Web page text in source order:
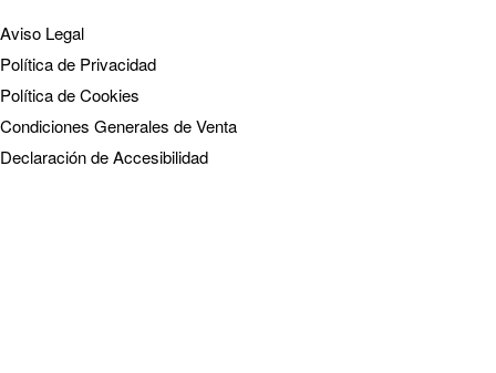
Aviso Legal
Política de Privacidad
Política de Cookies
Condiciones Generales de Venta
Declaración de Accesibilidad